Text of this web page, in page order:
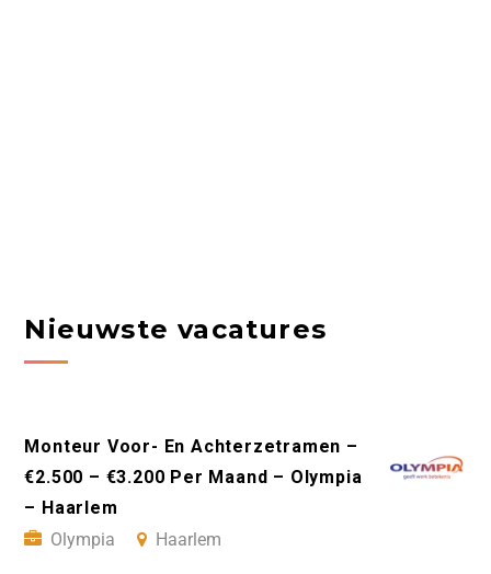
Nieuwste vacatures
Monteur Voor- En Achterzetramen –
€2.500 – €3.200 Per Maand – Olympia
– Haarlem
Olympia
Haarlem